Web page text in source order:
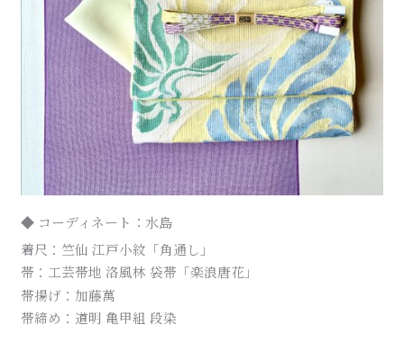
◆ コーディネート：水島
着尺：竺仙 江戸小紋「角通し」
帯：工芸帯地 洛風林 袋帯「楽浪唐花」
帯揚げ：加藤萬
帯締め：道明 亀甲組 段染